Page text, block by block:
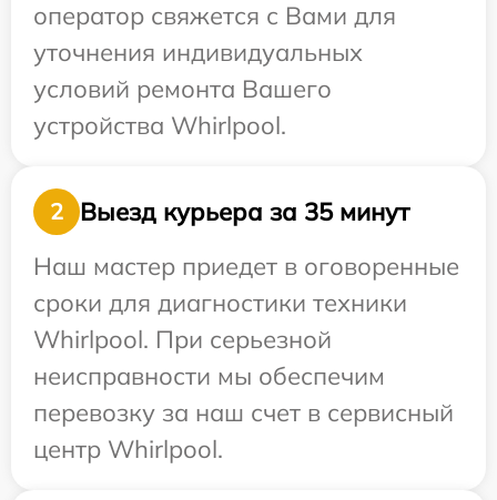
оператор свяжется с Вами для
уточнения индивидуальных
условий ремонта Вашего
устройства Whirlpool.
2
Выезд курьера за 35 минут
Наш мастер приедет в оговоренные
сроки для диагностики техники
Whirlpool. При серьезной
неисправности мы обеспечим
перевозку за наш счет в сервисный
центр Whirlpool.